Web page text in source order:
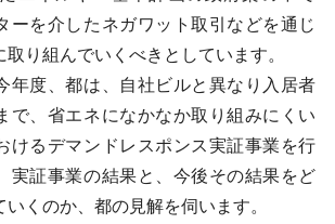
ーを介したネガワット取引などを通じ
り組んでいくべきとしています。
度、都は、自社ビルと異なり入居者
で、省エネになかなか取り組みにくい
けるデマンドレスポンス実証事業を行
実証事業の結果と、今後その結果をど
くのか、都の見解を伺います。